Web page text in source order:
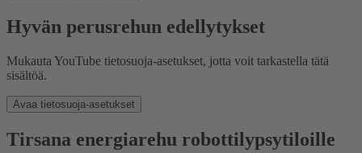
Hyvän perusrehun edellytykset
Mukauta YouTube tietosuoja-asetukset, jotta voit tarkastella tätä
sisältöä.
Avaa tietosuoja-asetukset
Tirsana energiarehu robottilypsytiloille